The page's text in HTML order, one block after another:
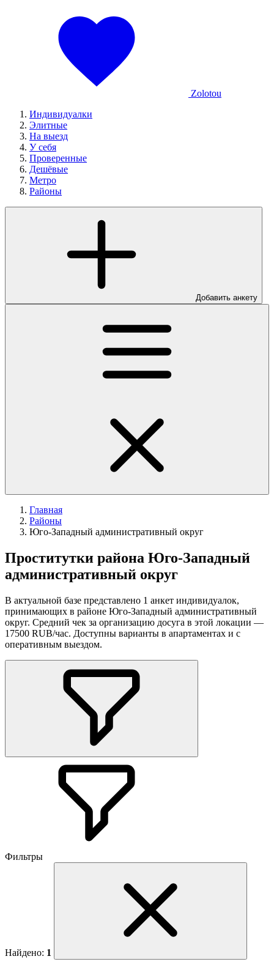
Zolotou
Индивидуалки
Элитные
На выезд
У себя
Проверенные
Дешёвые
Метро
Районы
Добавить анкету
Главная
Районы
Юго-Западный административный округ
Проститутки района Юго-Западный
административный округ
В актуальной базе представлено 1 анкет индивидуалок,
принимающих в районе Юго-Западный административный
округ. Средний чек за организацию досуга в этой локации —
17500 RUB/час. Доступны варианты в апартаментах и с
оперативным выездом.
Фильтры
Найдено: 1